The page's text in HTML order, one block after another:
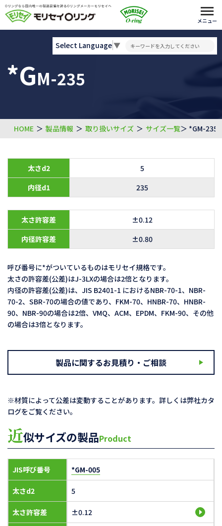
メニュー
*GM-235
Select Language▼
HOME ＞ 製品情報 ＞ 取り扱いサイズ ＞ サイズ一覧＞ *GM-235
太さd2
5
内径d1
235
太さ許容差
±0.12
内径許容差
±0.80
呼び番号に*がついているものはモリセイ規格です。
太さの許容差(公差)はJ-3LXの場合は2倍となります。
内径の許容差(公差)は、JIS B2401-1 におけるNBR-70-1、NBR-
70-2、SBR-70の場合の値であり、FKM-70、HNBR-70、HNBR-
90、NBR-90の場合は2倍、VMQ、ACM、EPDM、FKM-90、その他
の場合は3倍となります。
製品に関するお見積り・ご相談
※材質によって公差は変動することがあります。詳しくは弊社カタ
ログをご覧ください。
近似サイズの製品Product
JIS呼び番号
太さd2
太さ許容差
*GM-005
5
±0.12